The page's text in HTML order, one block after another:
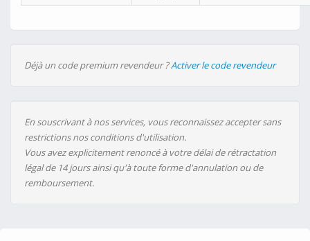
Déjà un code premium revendeur ?Activer le code revendeur
En souscrivant à nos services, vous reconnaissez accepter sans
restrictions nos conditions d'utilisation.
Vous avez explicitement renoncé à votre délai de rétractation
légal de 14 jours ainsi qu'à toute forme d'annulation ou de
remboursement.